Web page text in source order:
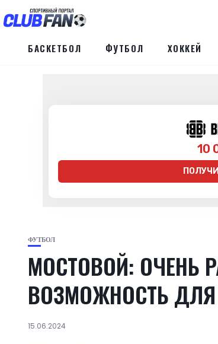
БАСКЕТБОЛ ФУТБОЛ ХОККЕЙ
10
ФУТБОЛ
МОСТОВОЙ: ОЧЕНЬ
ВОЗМОЖНОСТЬ ДЛЯ
15.06.2024